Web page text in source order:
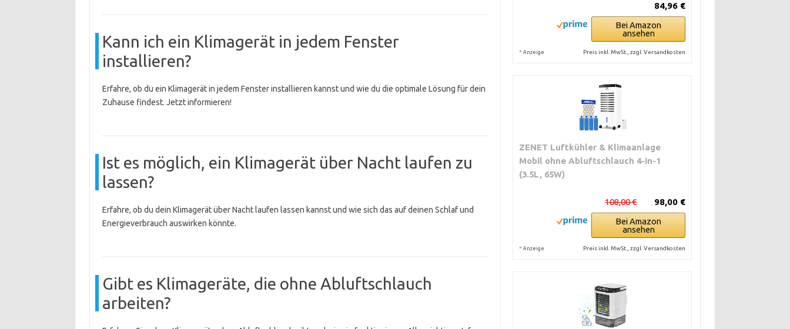
Kann ich ein Klimagerät in jedem Fenster
installieren?
Erfahre, ob du ein Klimagerät in jedem Fenster installieren kannst und wie du die optimale Lösung für dein
Zuhause findest. Jetzt informieren!
Ist es möglich, ein Klimagerät über Nacht laufen zu
lassen?
Erfahre, ob du dein Klimagerät über Nacht laufen lassen kannst und wie sich das auf deinen Schlaf und
Energieverbrauch auswirken könnte.
Gibt es Klimageräte, die ohne Abluftschlauch
arbeiten?
84,96 €
Bei Amazon
ansehen
* Anzeige Preis inkl. MwSt., zzgl. Versandkosten
ZENET Luftkühler & Klimaanlage
Mobil ohne Abluftschlauch 4-in-1
(3.5L, 65W)
98,00 €
108,00 €
Bei Amazon
ansehen
* Anzeige Preis inkl. MwSt., zzgl. Versandkosten